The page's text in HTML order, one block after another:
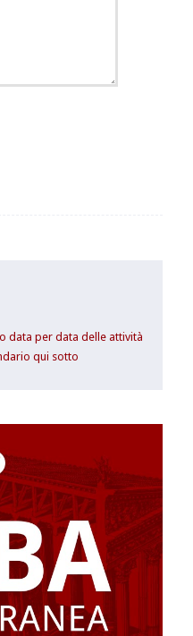
data per data delle attività
qui sotto